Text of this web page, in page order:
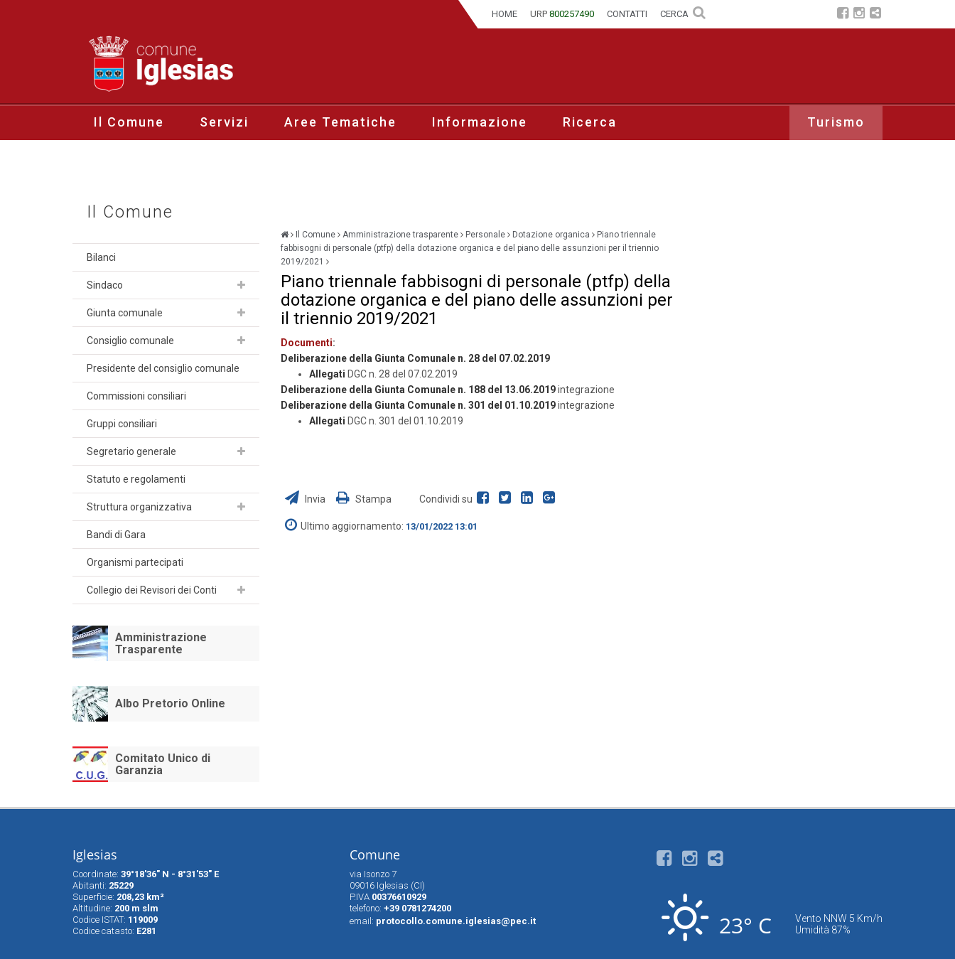
HOME URP 800257490 CONTATTI CERCA
Il Comune Servizi Aree Tematiche Informazione Turismo
Ricerca
Il Comune
Bilanci
Sindaco
Giunta comunale
Consiglio comunale
Presidente del consiglio comunale
Commissioni consiliari
Gruppi consiliari
Segretario generale
Statuto e regolamenti
Struttura organizzativa
Bandi di Gara
Organismi partecipati
Collegio dei Revisori dei Conti
Amministrazione
Trasparente
Albo Pretorio Online
Comitato Unico di
Garanzia
Il Comune Amministrazione trasparente Personale Dotazione organica
Piano triennale
fabbisogni di personale (ptfp) della dotazione organica e del piano delle assunzioni per il triennio
2019/2021
Piano triennale fabbisogni di personale (ptfp) della
dotazione organica e del piano delle assunzioni per
il triennio 2019/2021
Documenti:
Deliberazione della Giunta Comunale n. 28 del 07.02.2019
Allegati DGC n. 28 del 07.02.2019
Deliberazione della Giunta Comunale n. 188 del 13.06.2019integrazione
Deliberazione della Giunta Comunale n. 301 del 01.10.2019integrazione
Allegati DGC n. 301 del 01.10.2019
Invia Stampa Condividi su
Ultimo aggiornamento: 13/01/2022 13:01
Iglesias
Coordinate: 39°18'36" N - 8°31'53" E
Abitanti: 25229
Superfìcie: 208,23 km²
Altitudine: 200 m slm
Codice ISTAT: 119009
Codice catasto: E281
Comune
via Isonzo 7
09016 Iglesias (CI)
P.IVA 00376610929
telefono: +39 0781274200
email: protocollo.comune.iglesias@pec.it 23° C
Vento NNW 5 Km/h
Umidità 87%